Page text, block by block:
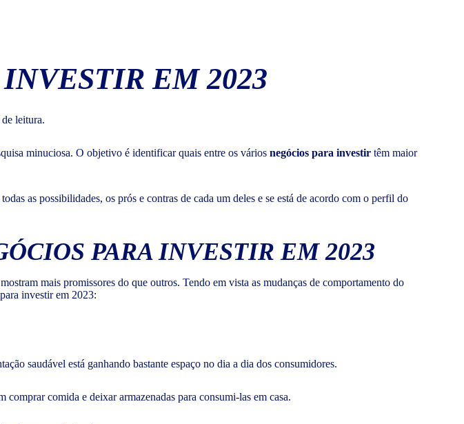
EM 2023
leitura.
minuciosa. O objetivo é identificar quais entre os vários negócios para investir têm maior
as possibilidades, os prós e contras de cada um deles e se está de acordo com o perfil do
PARA INVESTIR EM 2023
mais promissores do que outros. Tendo em vista as mudanças de comportamento do
investir em 2023:
saudável está ganhando bastante espaço no dia a dia dos consumidores.
comida e deixar armazenadas para consumi-las em casa.